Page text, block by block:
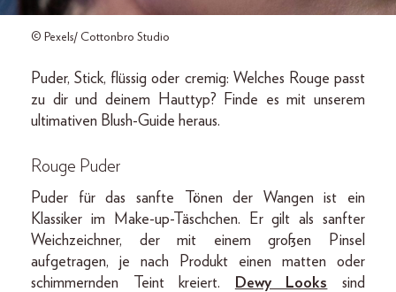
© Pexels/ Cottonbro Studio
Puder, Stick, flüssig oder cremig: Welches Rouge passt
zu dir und deinem Hauttyp? Finde es mit unserem
ultimativen Blush-Guide heraus.
Rouge Puder
Puder für das sanfte Tönen der Wangen ist ein
Klassiker im Make-up-Täschchen. Er gilt als sanfter
Weichzeichner, der mit einem großen Pinsel
aufgetragen, je nach Produkt einen matten oder
schimmernden Teint kreiert. Dewy Looks sind